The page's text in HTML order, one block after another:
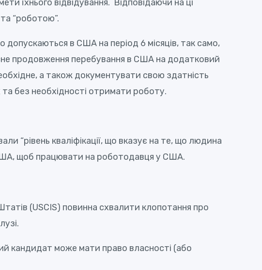
їхнього відвідування. Відповідаючи на ці
“роботою”.
допускаються в США на період 6 місяців, так само,
продовження перебування в США на додатковий
а також документувати свою здатність
без необхідності отримати роботу.
“рівень кваліфікації, що вказує на те, що людина
США, щоб працювати на роботодавця у США.
(USCIS) повинна схвалити клопотання про
кандидат може мати право власності (або